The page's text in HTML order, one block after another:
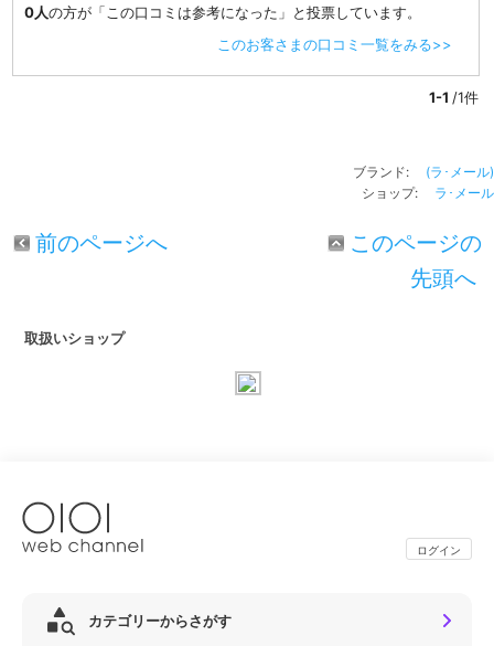
0人の方が「この口コミは参考になった」と投票しています。
このお客さまの口コミ一覧をみる>>
1-1 /1件
ブランド: (ラ･メール)
ショップ: ラ･メール
前のページへ
このページの
先頭へ
取扱いショップ
ログイン
カテゴリーからさがす